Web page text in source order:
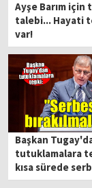
Ayşe Barım için
talebi... Hayati
var!
Başkan
tutuklamalara
kısa sürede
bırakılmalılar''